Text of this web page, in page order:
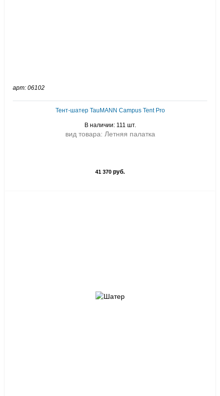
арт: 06102
Тент-шатер TauMANN Campus Tent Pro
В наличии: 111 шт.
вид товара: Летняя палатка
41 370 руб.